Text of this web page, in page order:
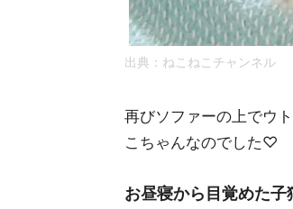
出典：ねこねこチャンネル
再びソファーの上でウ
こちゃんなのでした♡
お昼寝から目覚めた